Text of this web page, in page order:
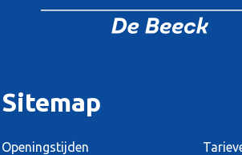
Sitemap
Openingstijden